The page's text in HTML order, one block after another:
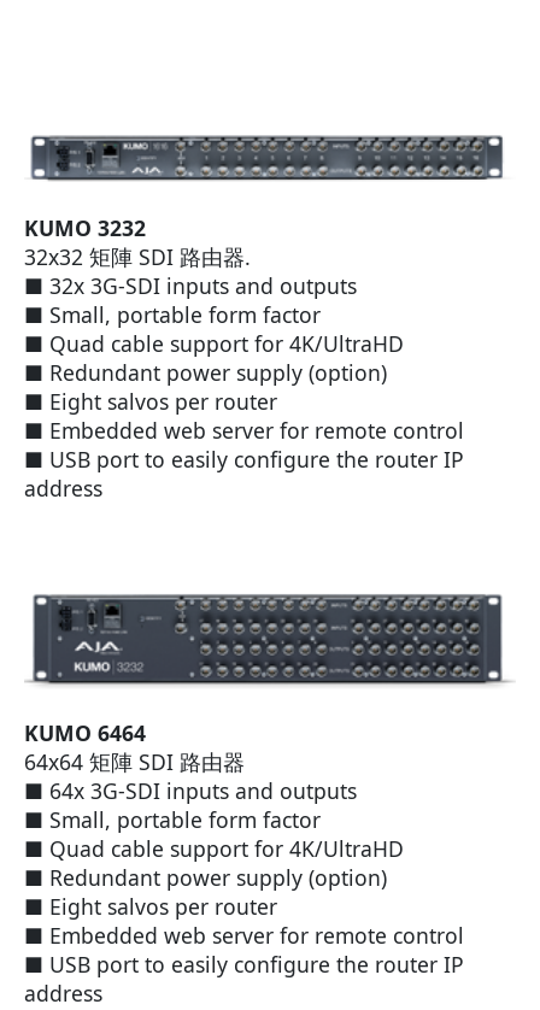
KUMO 3232
32x32 矩陣 SDI 路由器.
■ 32x 3G-SDI inputs and outputs
■ Small, portable form factor
■ Quad cable support for 4K/UltraHD
■ Redundant power supply (option)
■ Eight salvos per router
■ Embedded web server for remote control
■ USB port to easily configure the router IP
address
KUMO 6464
64x64 矩陣 SDI 路由器
■ 64x 3G-SDI inputs and outputs
■ Small, portable form factor
■ Quad cable support for 4K/UltraHD
■ Redundant power supply (option)
■ Eight salvos per router
■ Embedded web server for remote control
■ USB port to easily configure the router IP
address